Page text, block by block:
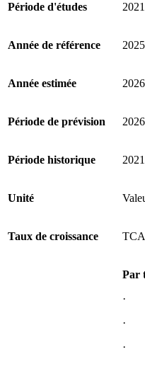
Période d'études
Année de référence 2025
Année estimée 2026
Période de prévision
Période historique
Unité
Taux de croissance
Par
·
·
·